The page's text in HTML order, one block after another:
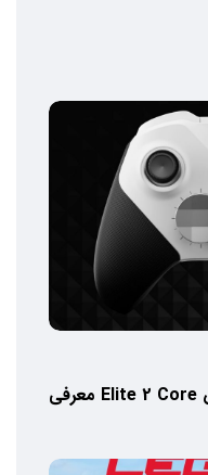
کنترلر مقرون‌به‌صرفه ایکس باکس Elite 2 Core معرفی